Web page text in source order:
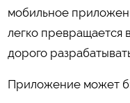
мобильное
легко превращается
дорого
Приложение может